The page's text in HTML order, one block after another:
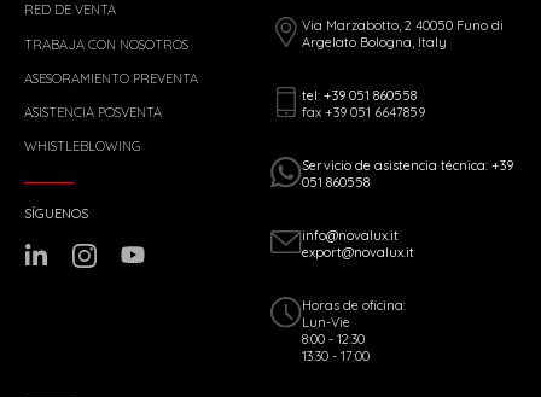
RED DE VENTA
TRABAJA CON NOSOTROS
ASESORAMIENTO PREVENTA
ASISTENCIA POSVENTA
WHISTLEBLOWING
Via Marzabotto, 2 40050 Funo di
Argelato Bologna, Italy
tel: +39 051 860558
fax +39 051 6647859
Servicio de asistencia técnica: +39
051 860558
info@novalux.it
export@novalux.it
Horas de oficina:
Lun-Vie
8:00 - 12:30
13:30 - 17:00
SÍGUENOS